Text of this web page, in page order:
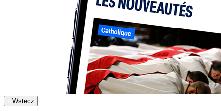
Wstecz